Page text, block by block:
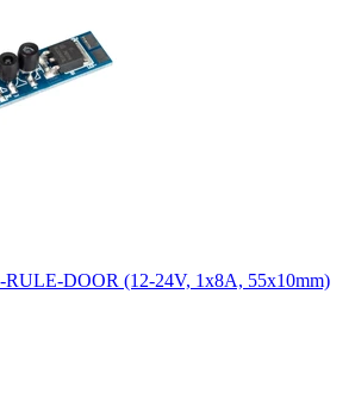
DOOR (12-24V, 1x8A, 55x10mm)